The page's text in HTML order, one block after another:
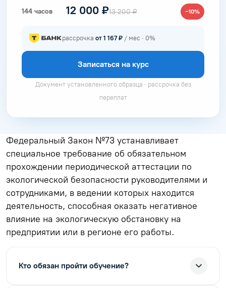
144 часов 12 000 ₽13 200 ₽ −10%
рассрочка от 1 167 ₽ / мес · 0%
Записаться на курс
Документ установленного образца · рассрочка без
переплат
Федеральный Закон №73 устанавливает
специальное требование об обязательном
прохождении периодической аттестации по
экологической безопасности руководителями и
сотрудниками, в ведении которых находится
деятельность, способная оказать негативное
влияние на экологическую обстановку на
предприятии или в регионе его работы.
Кто обязан пройти обучение?